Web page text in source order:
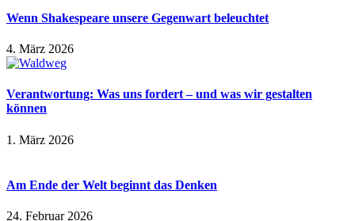
Wenn Shakespeare unsere Gegenwart beleuchtet
4. März 2026
Verantwortung: Was uns fordert – und was wir gestalten
können
1. März 2026
Am Ende der Welt beginnt das Denken
24. Februar 2026